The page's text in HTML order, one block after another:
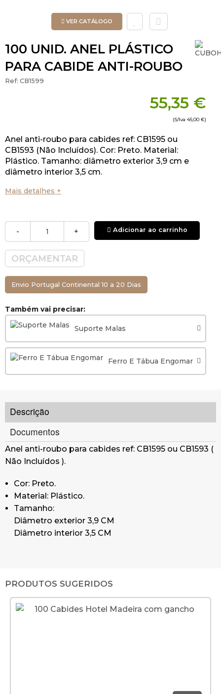
VER CATÁLOGO
100 UNID. ANEL PLÁSTICO
PARA CABIDE ANTI-ROUBO
Ref: CB1599
55,35 €
(S/Iva 45,00 €)
Anel anti-roubo para cabides ref: CB1595 ou
CB1593 (Não Incluídos). Cor: Preto. Material:
Plástico. Tamanho: diâmetro exterior 3,9 cm e
diâmetro interior 3,5 cm.
Mais detalhes +
- + Adicionar ao carrinho
ORÇAMENTAR
Envio Portugal Continental 10 a 20 Dias
Também vai precisar:
Suporte Malas
Ferro E Tábua Engomar
Descrição
Documentos
Anel anti-roubo para cabides ref: CB1595 ou CB1593 (
Não Incluídos ).
Cor: Preto.
Material: Plástico.
Tamanho:
Diâmetro exterior 3,9 CM
Diâmetro interior 3,5 CM
PRODUTOS SUGERIDOS